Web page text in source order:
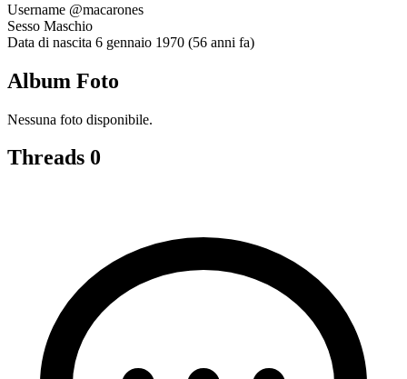
Username @macarones
Sesso Maschio
Data di nascita 6 gennaio 1970 (56 anni fa)
Album Foto
Nessuna foto disponibile.
Threads 0